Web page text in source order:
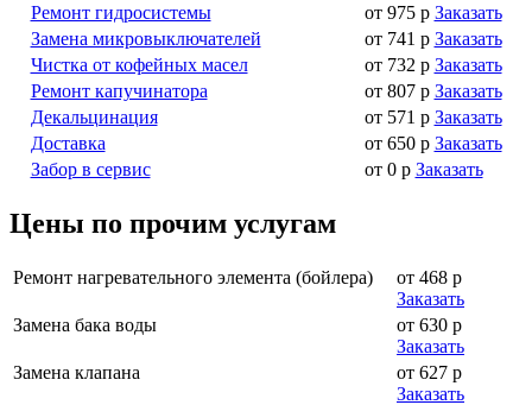
Ремонт гидросистемы
от 975 р Заказать
Замена микровыключателей
от 741 р Заказать
Чистка от кофейных масел
от 732 р Заказать
Ремонт капучинатора
от 807 р Заказать
Декальцинация
от 571 р Заказать
Доставка
от 650 р Заказать
Забор в сервис
от 0 р Заказать
Цены по прочим услугам
Ремонт нагревательного элемента (бойлера)
от 468 р
Заказать
Замена бака воды
от 630 р
Заказать
Замена клапана
от 627 р
Заказать